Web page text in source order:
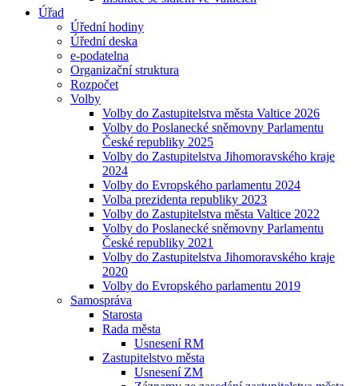
Úřad
Úřední hodiny
Úřední deska
e-podatelna
Organizační struktura
Rozpočet
Volby
Volby do Zastupitelstva města Valtice 2026
Volby do Poslanecké sněmovny Parlamentu
České republiky 2025
Volby do Zastupitelstva Jihomoravského kraje
2024
Volby do Evropského parlamentu 2024
Volba prezidenta republiky 2023
Volby do Zastupitelstva města Valtice 2022
Volby do Poslanecké sněmovny Parlamentu
České republiky 2021
Volby do Zastupitelstva Jihomoravského kraje
2020
Volby do Evropského parlamentu 2019
Samospráva
Starosta
Rada města
Usnesení RM
Zastupitelstvo města
Usnesení ZM